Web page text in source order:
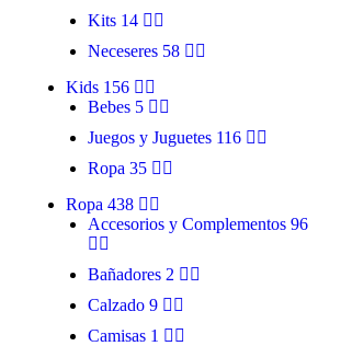
Kits 14
Neceseres 58
Kids 156
Bebes 5
Juegos y Juguetes 116
Ropa 35
Ropa 438
Accesorios y Complementos 96
Bañadores 2
Calzado 9
Camisas 1